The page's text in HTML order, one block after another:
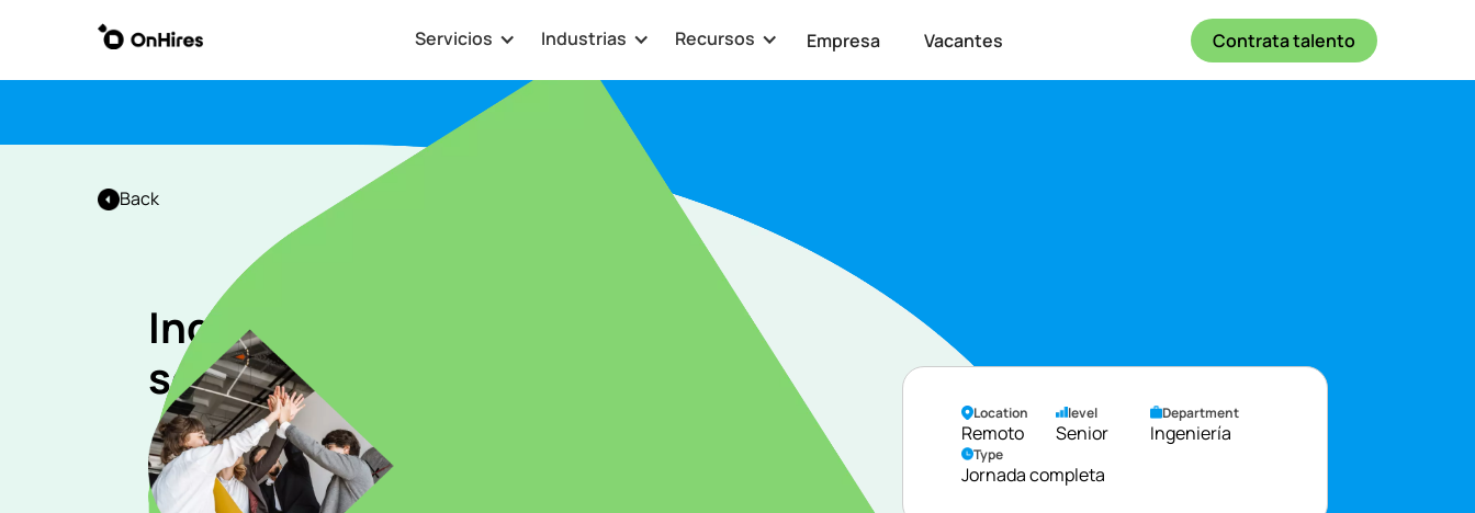
Servicios Industrias Recursos Empresa Vacantes Contrata talento
Back
Ingeniero de software
sénior
Apply
Location
Remoto
level
Senior
Department
Ingeniería
Type
Jornada completa